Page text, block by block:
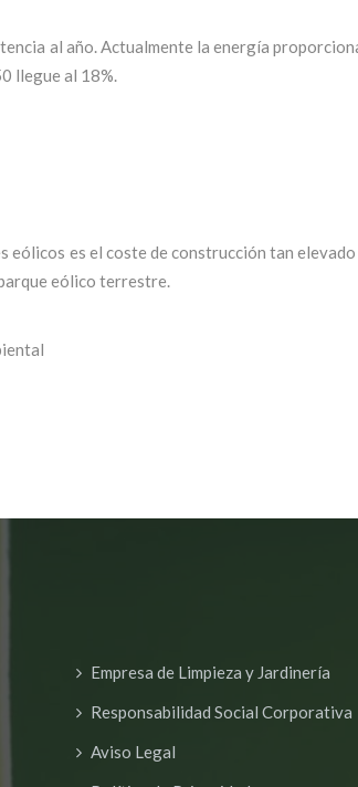
al año. Actualmente la energía
llegue al 18%.
eólicos es el coste de construcción tan
eólico terrestre.
Empresa de Limpieza y Jardinería
Responsabilidad Social Corporativa
Aviso Legal